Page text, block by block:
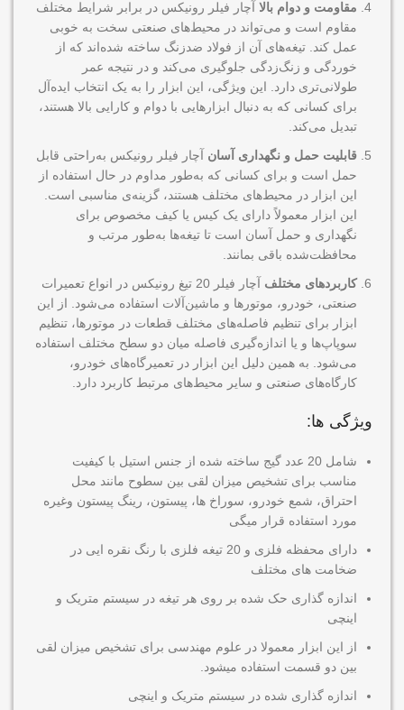
مقاومت و دوام بالا آچار فیلر رونیکس در برابر شرایط مختلف
مقاوم است و می‌تواند در محیط‌های صنعتی سخت به خوبی
عمل کند. تیغه‌های آن از فولاد ضدزنگ ساخته شده‌اند که از
خوردگی و زنگ‌زدگی جلوگیری می‌کند و در نتیجه عمر
طولانی‌تری دارد. این ویژگی، این ابزار را به یک انتخاب ایده‌آل
برای کسانی که به دنبال ابزارهایی با دوام و کارایی بالا هستند،
تبدیل می‌کند.
قابلیت حمل و نگهداری آسان آچار فیلر رونیکس به‌راحتی قابل
حمل است و برای کسانی که به‌طور مداوم در حال استفاده از
این ابزار در محیط‌های مختلف هستند، گزینه‌ی مناسبی است.
این ابزار معمولاً دارای یک کیس یا کیف مخصوص برای
نگهداری و حمل آسان است تا تیغه‌ها به‌طور مرتب و
محافظت‌شده باقی بمانند.
کاربردهای مختلف
آچار فیلر 20 تیغ رونیکس در انواع تعمیرات
صنعتی، خودرو، موتورها و ماشین‌آلات استفاده می‌شود. از این
ابزار برای تنظیم فاصله‌های مختلف قطعات در موتورها، تنظیم
سوپاپ‌ها و یا اندازه‌گیری فاصله میان دو سطح مختلف استفاده
می‌شود. به همین دلیل این ابزار در تعمیرگاه‌های خودرو،
کارگاه‌های صنعتی و سایر محیط‌های مرتبط کاربرد دارد.
ویژگی ها:
شامل 20 عدد گیج ساخته شده از جنس استیل با کیفیت
مناسب برای تشخیص میزان لقی بین سطوح مانند محل
احتراق، شمع خودرو، سوراخ ها، پیستون، رینگ پیستون وغیره
مورد استفاده قرار میگی
دارای محفظه فلزی و 20 تیغه فلزی با رنگ نقره ایی در
ضخامت های مختلف
اندازه گذاری حک شده بر روی هر تیغه در سیستم متریک و
اینچی
از این ابزار معمولا در علوم مهندسی برای تشخیص میزان لقی
بین دو قسمت استفاده میشود.
اندازه گذاری شده در سیستم متریک و اینچی